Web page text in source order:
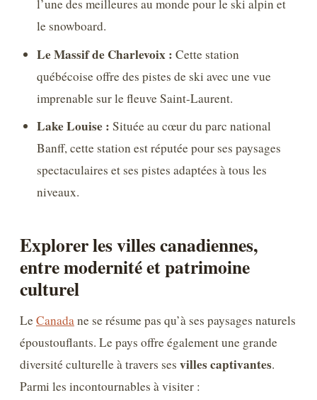
l’une des meilleures au monde pour le ski alpin et
le snowboard.
Le Massif de Charlevoix : Cette station
québécoise offre des pistes de ski avec une vue
imprenable sur le fleuve Saint-Laurent.
Lake Louise : Située au cœur du parc national
Banff, cette station est réputée pour ses paysages
spectaculaires et ses pistes adaptées à tous les
niveaux.
Explorer les villes canadiennes,
entre modernité et patrimoine
culturel
Le Canadane se résume pas qu’à ses paysages naturels
époustouflants. Le pays offre également une grande
diversité culturelle à travers ses villes captivantes.
Parmi les incontournables à visiter :